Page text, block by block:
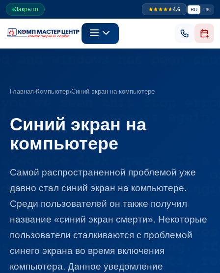
Закрыто 4.6 RU UK
Главная›Компьютер›Синий экран на компьютере
Синий экран на
компьютере
Самой распространенной проблемой уже
давно стал синий экран на компьютере.
Среди пользователей он также получил
название «синий экран смерти». Некоторые
пользователи сталкиваются с проблемой
синего экрана во время включения
компьютера. Данное уведомление